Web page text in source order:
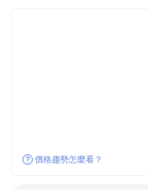
價格趨勢怎麼看？